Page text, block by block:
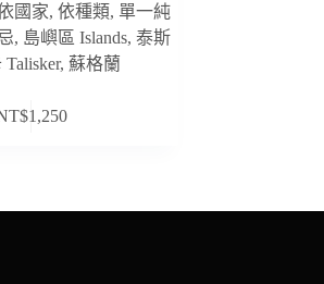
國家, 依種類, 單一純
, 島嶼區 Islands, 泰斯
Talisker,蘇格蘭
1,250